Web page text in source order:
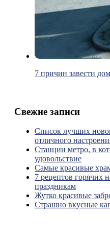
7 причин завести
Свежие записи
Список лучших
отличного
Станции метро, в
удовольствие
Самые красивые
7 рецептов горячих
праздникам
Жутко красивые
Страшно вкусные